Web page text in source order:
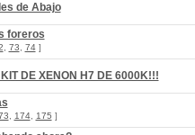
de Abajo
foreros
73 74]
DE XENON H7 DE 6000K!!!
174, 175 ]